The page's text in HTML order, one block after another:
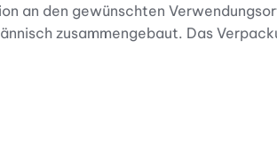
den gewünschten
zusammengebaut. Das